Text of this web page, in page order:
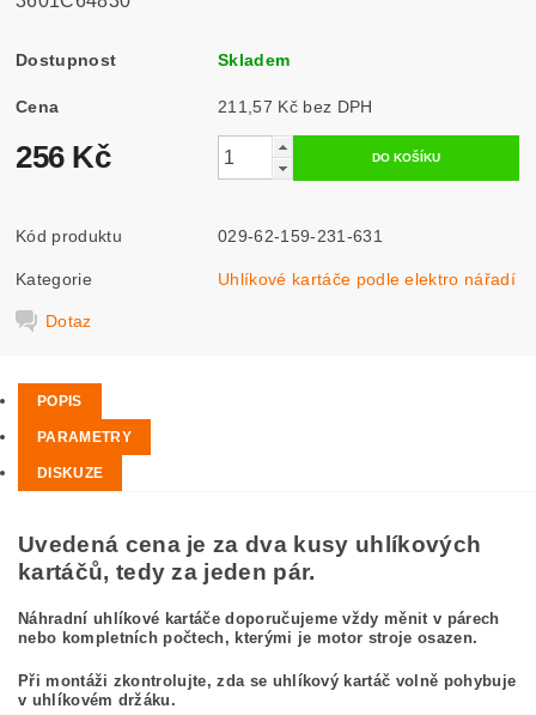
Dostupnost Skladem
Cena 211,57 Kč bez DPH
256 Kč
Kód produktu 029-62-159-231-631
Kategorie Uhlíkové kartáče podle elektro nářadí
Dotaz
POPIS
PARAMETRY
DISKUZE
Uvedená cena je za dva kusy uhlíkových
kartáčů, tedy za jeden pár.
Náhradní uhlíkové kartáče doporučujeme vždy měnit v párech
nebo kompletních počtech, kterými je motor stroje osazen.
Při montáži zkontrolujte, zda se uhlíkový kartáč volně pohybuje
v uhlíkovém držáku.